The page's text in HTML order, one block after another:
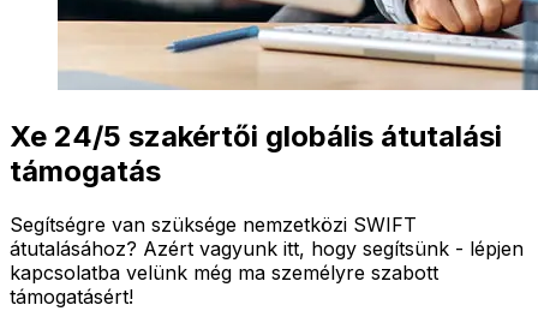
Xe 24/5 szakértői globális átutalási
támogatás
Segítségre van szüksége nemzetközi SWIFT
átutalásához? Azért vagyunk itt, hogy segítsünk - lépjen
kapcsolatba velünk még ma személyre szabott
támogatásért!